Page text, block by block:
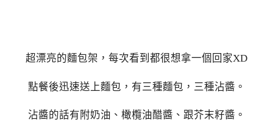
超漂亮的麵包架，每次看到都很想拿一個回家XD
點餐後迅速送上麵包，有三種麵包，三種沾醬。
沾醬的話有附奶油、橄欖油醋醬、跟芥末籽醬。